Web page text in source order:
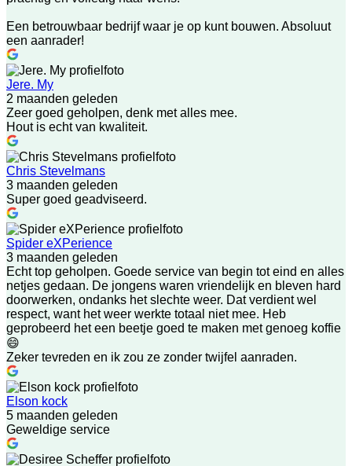
Een betrouwbaar bedrijf waar je op kunt bouwen. Absoluut
een aanrader!
Jere. My
2 maanden geleden
Zeer goed geholpen, denk met alles mee.
Hout is echt van kwaliteit.
Chris Stevelmans
3 maanden geleden
Super goed geadviseerd.
Spider eXPerience
3 maanden geleden
Echt top geholpen. Goede service van begin tot eind en alles
netjes gedaan. De jongens waren vriendelijk en bleven hard
doorwerken, ondanks het slechte weer. Dat verdient wel
respect, want het weer werkte totaal niet mee. Heb
geprobeerd het een beetje goed te maken met genoeg koffie
😄
Zeker tevreden en ik zou ze zonder twijfel aanraden.
Elson kock
5 maanden geleden
Geweldige service